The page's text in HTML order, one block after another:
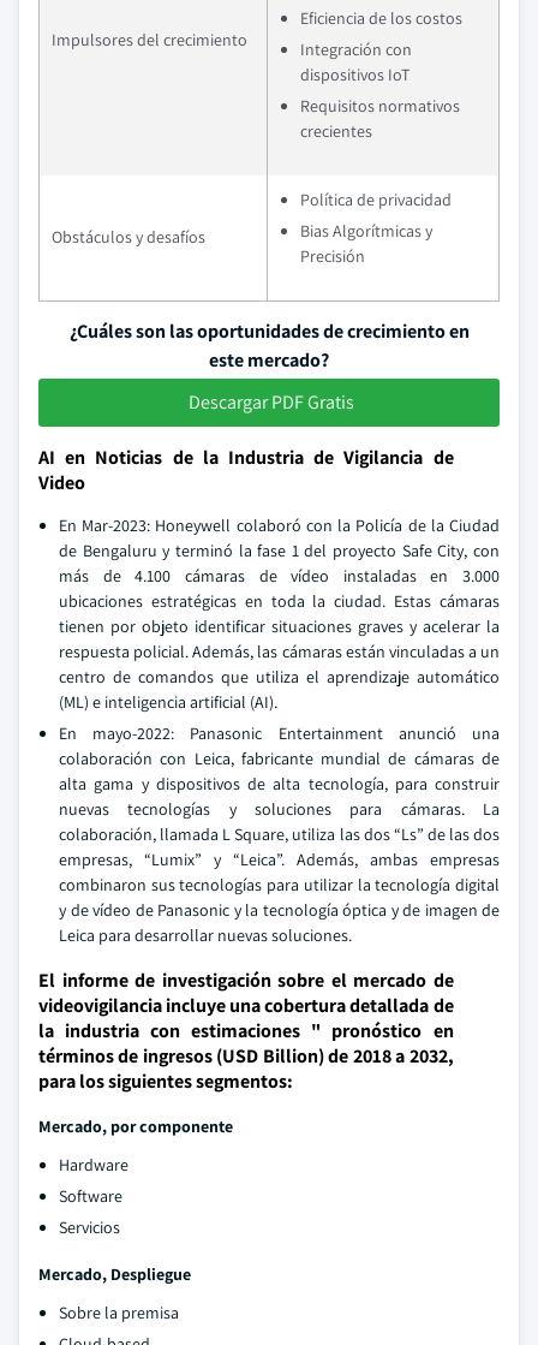
Impulsores del crecimiento
Eficiencia de los costos
Integración con
dispositivos IoT
Requisitos normativos
crecientes
Obstáculos y desafíos
Política de privacidad
Bias Algorítmicas y
Precisión
¿Cuáles son las oportunidades de crecimiento en
este mercado?
Descargar PDF Gratis
AI en Noticias de la Industria de Vigilancia de
Video
En Mar-2023: Honeywell colaboró con la Policía de la Ciudad
de Bengaluru y terminó la fase 1 del proyecto Safe City, con
más de 4.100 cámaras de vídeo instaladas en 3.000
ubicaciones estratégicas en toda la ciudad. Estas cámaras
tienen por objeto identificar situaciones graves y acelerar la
respuesta policial. Además, las cámaras están vinculadas a un
centro de comandos que utiliza el aprendizaje automático
(ML) e inteligencia artificial (AI).
En mayo-2022: Panasonic Entertainment anunció una
colaboración con Leica, fabricante mundial de cámaras de
alta gama y dispositivos de alta tecnología, para construir
nuevas tecnologías y soluciones para cámaras. La
colaboración, llamada L Square, utiliza las dos “Ls” de las dos
empresas, “Lumix” y “Leica”. Además, ambas empresas
combinaron sus tecnologías para utilizar la tecnología digital
y de vídeo de Panasonic y la tecnología óptica y de imagen de
Leica para desarrollar nuevas soluciones.
El informe de investigación sobre el mercado de
videovigilancia incluye una cobertura detallada de
la industria con estimaciones " pronóstico en
términos de ingresos (USD Billion) de 2018 a 2032,
para los siguientes segmentos:
Mercado, por componente
Hardware
Software
Servicios
Mercado, Despliegue
Sobre la premisa